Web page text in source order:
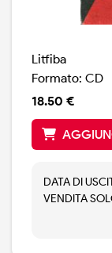
Litfiba
Formato: CD
18.50 €
DATA DI
VENDITA